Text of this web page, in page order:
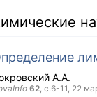
А.А.
62, с.6-11, 22